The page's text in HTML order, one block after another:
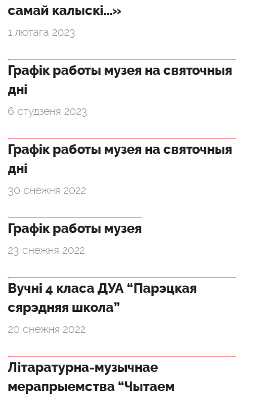
самай калыскі...»
1 лютага 2023
Графік работы музея на святочныя
дні
6 студзеня 2023
Графік работы музея на святочныя
дні
30 снежня 2022
Графік работы музея
23 снежня 2022
Вучні 4 класа ДУА “Парэцкая
сярэдняя школа”
20 снежня 2022
Літаратурна-музычнае
мерапрыемства “Чытаем